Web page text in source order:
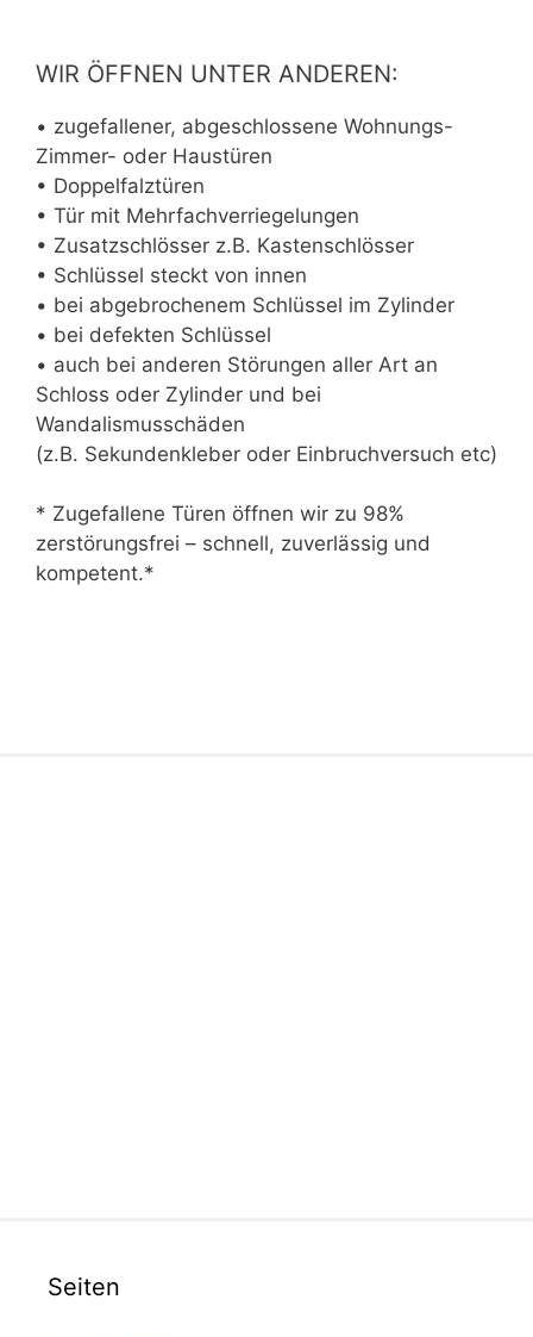
WIR ÖFFNEN UNTER ANDEREN:
• zugefallener, abgeschlossene Wohnungs-
Zimmer- oder Haustüren
• Doppelfalztüren
• Tür mit Mehrfachverriegelungen
• Zusatzschlösser z.B. Kastenschlösser
• Schlüssel steckt von innen
• bei abgebrochenem Schlüssel im Zylinder
• bei defekten Schlüssel
• auch bei anderen Störungen aller Art an
Schloss oder Zylinder und bei
Wandalismusschäden
(z.B. Sekundenkleber oder Einbruchversuch etc)
* Zugefallene Türen öffnen wir zu 98%
zerstörungsfrei – schnell, zuverlässig und
kompetent.*
Seiten